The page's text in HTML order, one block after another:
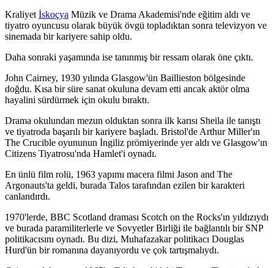
Kraliyet İskoçya Müzik ve Drama Akademisi'nde eğitim aldı ve
tiyatro oyuncusu olarak büyük övgü topladıktan sonra televizyon ve
sinemada bir kariyere sahip oldu.
Daha sonraki yaşamında ise tanınmış bir ressam olarak öne çıktı.
John Cairney, 1930 yılında Glasgow'ün Baillieston bölgesinde
doğdu. Kısa bir süre sanat okuluna devam etti ancak aktör olma
hayalini sürdürmek için okulu bıraktı.
Drama okulundan mezun olduktan sonra ilk karısı Sheila ile tanıştı
ve tiyatroda başarılı bir kariyere başladı. Bristol'de Arthur Miller'ın
The Crucible oyununun İngiliz prömiyerinde yer aldı ve Glasgow'ın
Citizens Tiyatrosu'nda Hamlet'i oynadı.
En ünlü film rolü, 1963 yapımı macera filmi Jason and The
Argonauts'ta geldi, burada Talos tarafından ezilen bir karakteri
canlandırdı.
1970'lerde, BBC Scotland draması Scotch on the Rocks'ın yıldızıydı
ve burada paramiliterlerle ve Sovyetler Birliği ile bağlantılı bir SNP
politikacısını oynadı. Bu dizi, Muhafazakar politikacı Douglas
Hurd'ün bir romanına dayanıyordu ve çok tartışmalıydı.